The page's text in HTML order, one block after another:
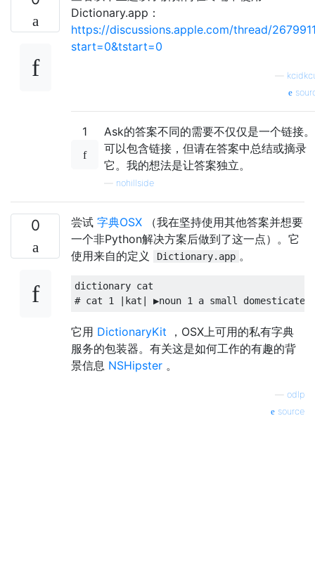
Dictionary.app：
https://discussions.apple.com/thread/
start=0&tstart=0
1
Ask的答案不同的需要不仅仅是一个链接。
可以包含链接，但请在答案中总结或摘录
它。我的想法是让答案独立。
nohillside
0 尝试 字典OSX
（我在坚持使用其他答案并想要
一个非Python解决方案后做到了这一点）。它
使用来自的定义
Dictionary.app 。
dictionary cat
它用 DictionaryKit
，OSX上可用的私有字典
服务的包装器。有关这是如何工作的有趣的背
景信息 NSHipster 。
odlp
source